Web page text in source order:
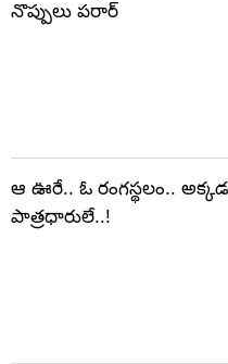
నొప్పులు పరార్‌
ఆ ఊరే.. ఓ రంగస్థలం..
పాత్రధారులే..!